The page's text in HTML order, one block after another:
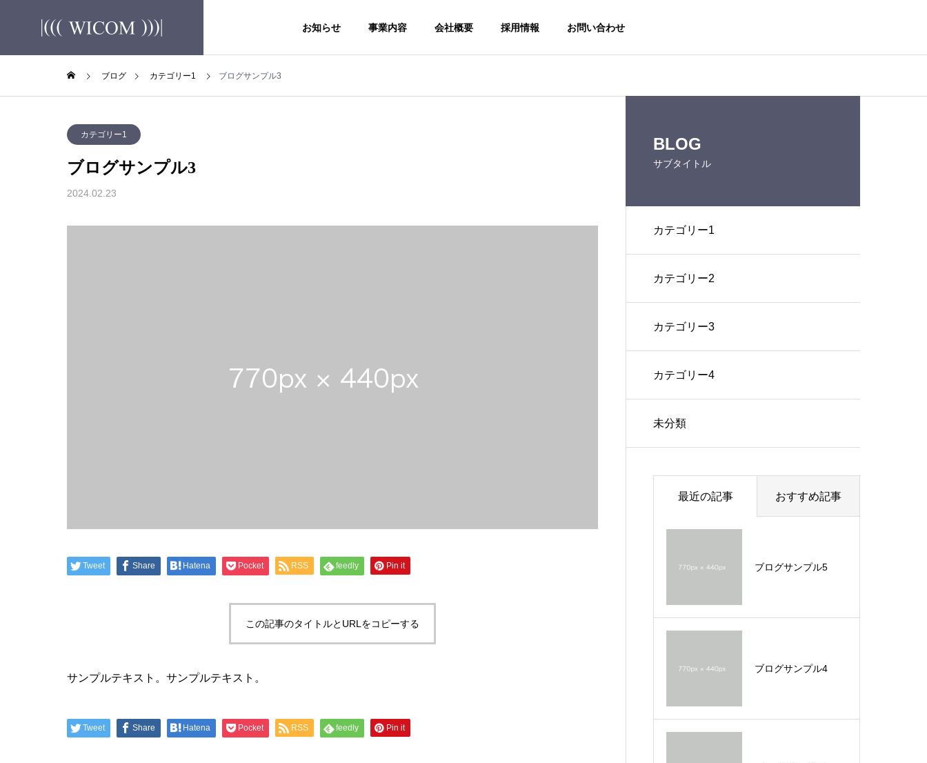
お知らせ 事業内容 会社概要 採用情報 お問い合わせ
ブログ カテゴリー1 ブログサンプル3
カテゴリー1
ブログサンプル3
2024.02.23
Tweet Share Hatena Pocket RSS feedly Pin it
この記事のタイトルとURLをコピーする
サンプルテキスト。サンプルテキスト。
Tweet Share Hatena Pocket RSS feedly Pin it
BLOG
サブタイトル
カテゴリー1
カテゴリー2
カテゴリー3
カテゴリー4
未分類
最近の記事 おすすめ記事
ブログサンプル5
ブログサンプル4